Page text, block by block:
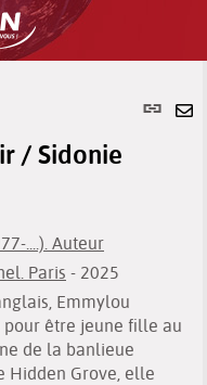
Lien
/ Sidonie
....). Auteur
Paris - 2025
Emmylou
être jeune fille au
de la banlieue
Hidden Grove, elle